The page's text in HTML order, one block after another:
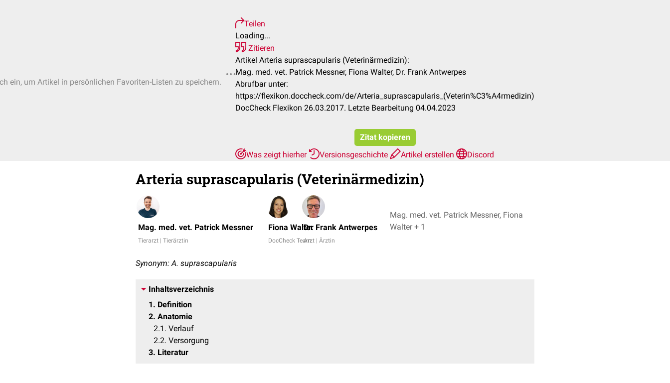
ein, um Artikel in persönlichen Favoriten-Listen zu speichern.
Teilen
Loading...
Zitieren
Artikel Arteria suprascapularis (Veterinärmedizin):
Mag. med. vet. Patrick Messner, Fiona Walter, Dr. Frank Antwerpes
Abrufbar unter:
https://flexikon.doccheck.com/de/Arteria_suprascapularis_(Veterin%C3%A4rmedizin)
DocCheck Flexikon 26.03.2017. Letzte Bearbeitung 04.04.2023
Zitat kopieren
Was zeigt hierher
Versionsgeschichte Artikel erstellen Discord
Arteria suprascapularis (Veterinärmedizin)
Mag. med. vet. Patrick Messner
Tierarzt | Tierärztin
Fiona Walter
DocCheck Team
Dr. Frank Antwerpes
Arzt | Ärztin
Mag. med. vet. Patrick Messner, Fiona
Walter + 1
Synonym: A. suprascapularis
Inhaltsverzeichnis
1
Definition
2 Anatomie
2.1 Verlauf
2.2 Versorgung
3 Literatur